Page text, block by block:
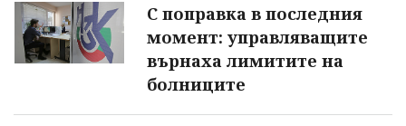
С поправка в последния
момент: управляващите
върнаха лимитите на
болниците